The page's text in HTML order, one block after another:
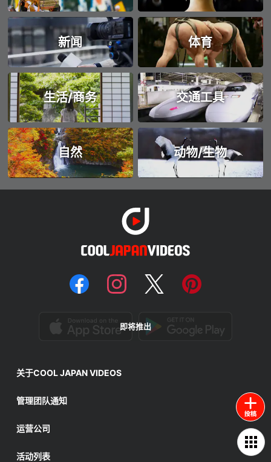
新闻 体育
生活/商务 交通工具
自然 动物/生物
即将推出
关于COOL JAPAN VIDEOS
管理团队通知
运营公司
活动列表